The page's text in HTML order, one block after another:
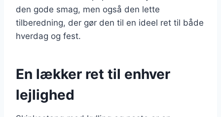
den gode smag, men også den lette
tilberedning, der gør den til en ideel ret til både
hverdag og fest.
En lækker ret til enhver
lejlighed